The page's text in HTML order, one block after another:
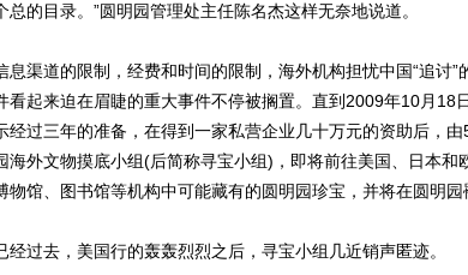
总的目录。”圆明园管理处主任陈名杰这样无奈地说道。
渠道的限制，经费和时间的限制，海外机构担忧中国“追讨
看起来迫在眉睫的重大事件不停被搁置。直到2009年10月18
经过三年的准备，在得到一家私营企业几十万元的资助后，
海外文物摸底小组(后简称寻宝小组)，即将前往美国、日本和
物馆、图书馆等机构中可能藏有的圆明园珍宝，并将在圆明园
过去，美国行的轰轰烈烈之后，寻宝小组几近销声匿迹。